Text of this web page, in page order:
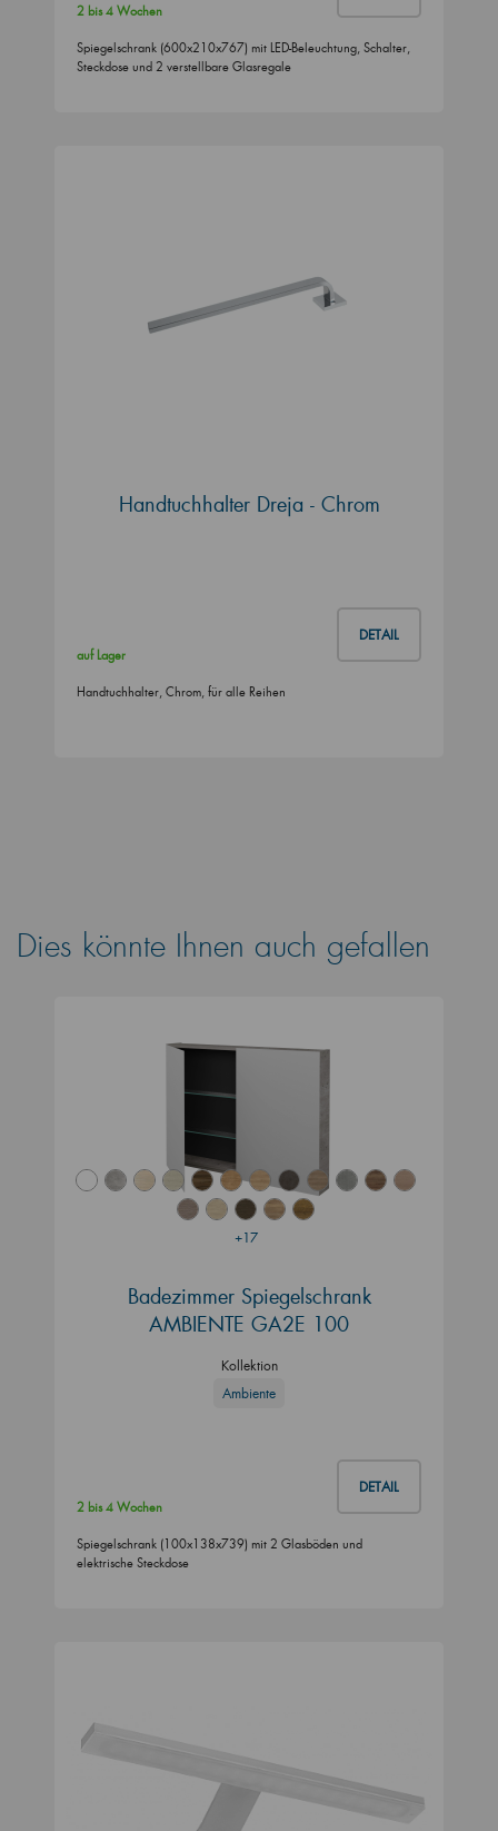
2 bis 4 Wochen
Spiegelschrank (600x210x767) mit LED-Beleuchtung, Schalter,
Steckdose und 2 verstellbare Glasregale
Handtuchhalter Dreja - Chrom
DETAIL
auf Lager
Handtuchhalter, Chrom, für alle Reihen
Dies könnte Ihnen auch gefallen
+17
Badezimmer Spiegelschrank
AMBIENTE GA2E 100
Kollektion
Ambiente
DETAIL
2 bis 4 Wochen
Spiegelschrank (100x138x739) mit 2 Glasböden und
elektrische Steckdose